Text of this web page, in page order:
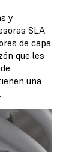
y
SLA
de capa
que les
una